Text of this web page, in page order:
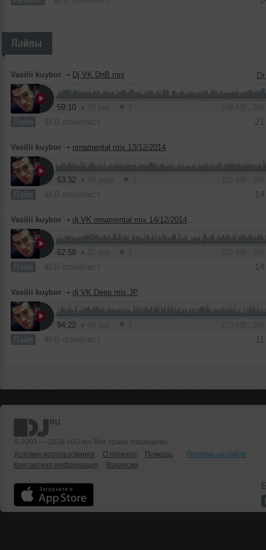
Лайвы
Vasilii kuybor ➝ Dj VK DnB mix
59:10
Лайв В плейлист
Vasilii kuybor ➝ ornamental mix 13/12/2014
63:32
Лайв В плейлист
Vasilii kuybor ➝ dj VK ornamental mix 14/12/2014 (vol 1)
62:59
Лайв В плейлист
Vasilii kuybor ➝ dj VK Deep mix JP
94:22
Лайв В плейлист
© 2001 — 2026 «DJ.ru» Все права защищены.
Условия использования
О проекте Помощь
Реклама на сайте
Контактная информация
Вакансии